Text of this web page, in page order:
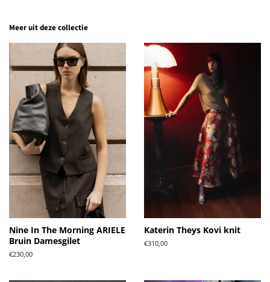
Meer uit deze collectie
Nine In The Morning ARIELE
Bruin Damesgilet
Normale
€230,00
Katerin Theys Kovi knit
Normale
€310,00